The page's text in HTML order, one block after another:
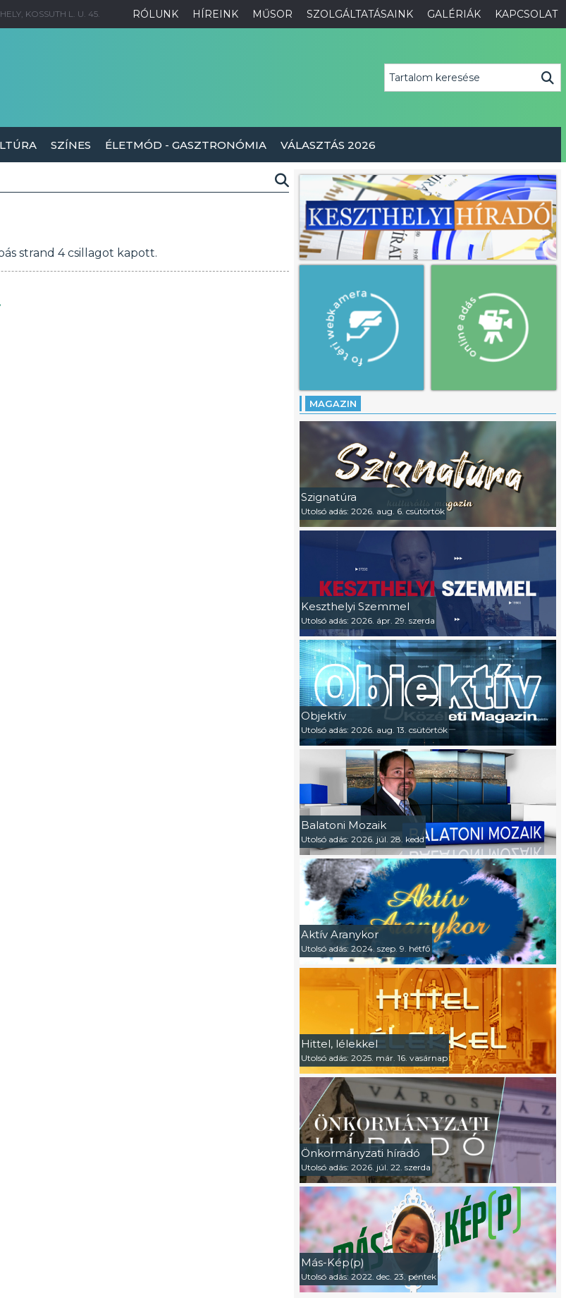
RÓLUNK HÍREINK MŰSOR SZOLGÁLTATÁSAINK GALÉRIÁK KAPCSOLAT
KOSSUTH L. U. 45.
SZÍNES ÉLETMÓD - GASZTRONÓMIA VÁLASZTÁS 2026
strand 4 csillagot kapott.
MAGAZIN
Szignatúra
Utolsó adás: 2026. aug. 6. csütörtök
Keszthelyi Szemmel
Utolsó adás: 2026. ápr. 29. szerda
Objektív
Utolsó adás: 2026. aug. 13. csütörtök
Balatoni Mozaik
Utolsó adás: 2026. júl. 28. kedd
Aktív Aranykor
Utolsó adás: 2024. szep. 9. hétfő
Hittel, lélekkel
Utolsó adás: 2025. már. 16. vasárnap
Önkormányzati híradó
Utolsó adás: 2026. júl. 22. szerda
Más-Kép(p)
Utolsó adás: 2022. dec. 23. péntek